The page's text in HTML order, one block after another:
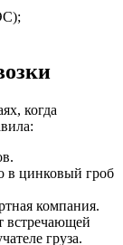
когда
в цинковый гроб
компания.
встречающей
груза.